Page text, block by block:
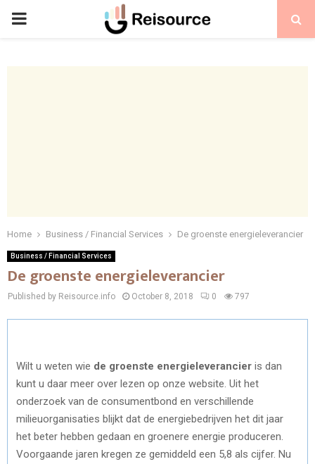
PRIMARY
Home Business / Financial Services De groenste energieleverancier
Business / Financial Services
De groenste energieleverancier
Published by Reisource.info October 8, 2018 0 797
Wilt u weten wie de groenste energieleverancier is dan
kunt u daar meer over lezen op onze website. Uit het
onderzoek van de consumentbond en verschillende
milieuorganisaties blijkt dat de energiebedrijven het dit jaar
het beter hebben gedaan en groenere energie produceren.
Voorgaande jaren kregen ze gemiddeld een 5,8 als cijfer. Nu